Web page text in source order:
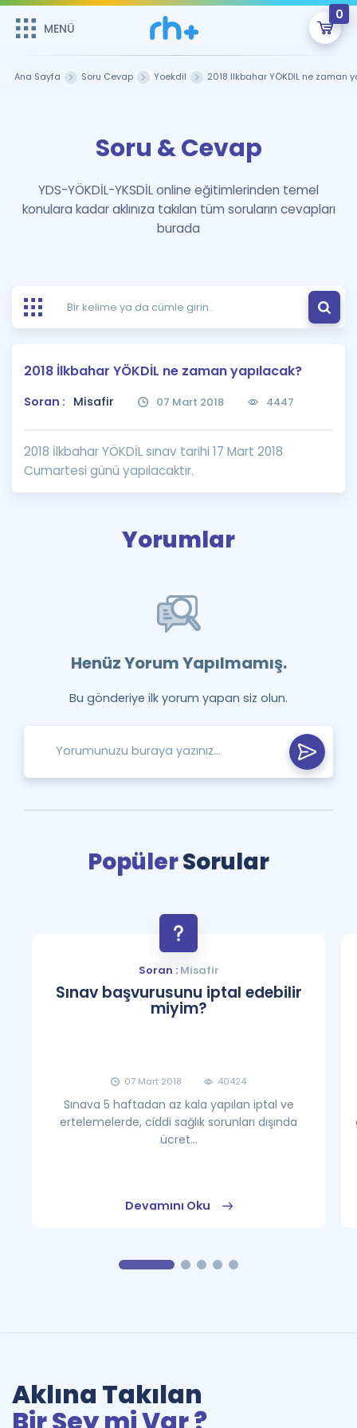
MENÜ
0
Şifremi Hatırlamıyorum
GİRİŞ YAP
Remzi Hoca ile seni sınava hazırlayacak onlarca eğitim seni
bekliyor!
MENÜ
Çalışma Paketleri
Kitaplar ve Kaynaklar
Ücretsiz Kaynaklar
Puan Hesaplama
Rehberlik Aracı
ÖSYM Sınav Takvimi
Kampanyalar
İngilizce Gramer
Blog
İngilizce Gramer
Hakkımızda
Ana Sayfa Soru Cevap Yoekdil 2018 İlkbahar YÖKDİL ne zaman
Soru & Cevap
YDS-YÖKDİL-YKSDİL online eğitimlerinden temel
konulara kadar aklınıza takılan tüm soruların cevapları
burada
2018 İlkbahar YÖKDİL ne zaman yapılacak?
Soran : Misafir 07 Mart 2018 4447
2018 İlkbahar YÖKDİL sınav tarihi 17 Mart 2018
Cumartesi günü yapılacaktır.
Yorumlar
Henüz Yorum Yapılmamış.
Bu gönderiye ilk yorum yapan siz olun.
PopülerSorular
Soran :Misafir
Sınav başvurusunu iptal edebilir
miyim?
07 Mart 2018 40424
Sınava 5 haftadan az kala yapılan iptal ve
ertelemelerde, ciddi sağlık sorunları dışında
ücret...
Devamını Oku
Aklına Takılan